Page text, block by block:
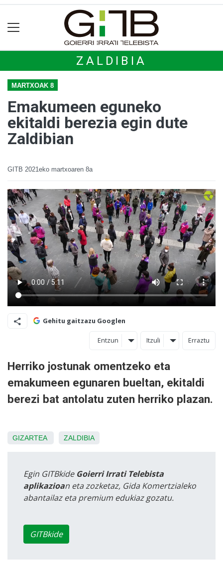
ZALDIBIA
MARTXOAK 8
Emakumeen eguneko
ekitaldi berezia egin dute
Zaldibian
GITB 2021eko martxoaren 8a
Gehitu gaitzazu Googlen
Entzun Itzuli Erraztu
Herriko jostunak omentzeko eta
emakumeen egunaren bueltan, ekitaldi
berezi bat antolatu zuten herriko plazan.
GIZARTEA ZALDIBIA
Egin GITBkide Goierri Irrati Telebista
aplikazioan eta zozketaz, Gida Komertzialeko
abantailaz eta premium edukiaz gozatu.
GITBkide